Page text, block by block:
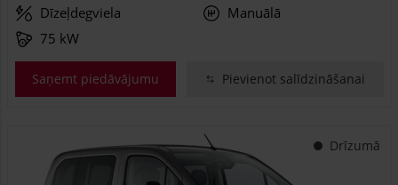
Dīzeļdegviela
Manuālā
75 kW
Saņemt piedāvājumu Pievienot salīdzināšanai
Drīzumā